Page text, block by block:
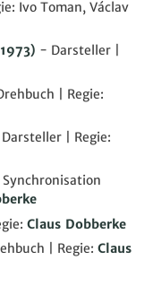
Ivo Toman, Václav
- Darsteller |
| Regie:
| Regie:
Claus Dobberke
| Regie: Claus